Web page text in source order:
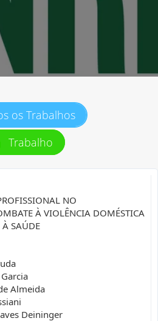
os Trabalhos
Trabalho
NO
À VIOLÊNCIA DOMÉSTICA
SAÚDE
Almeida
Deininger